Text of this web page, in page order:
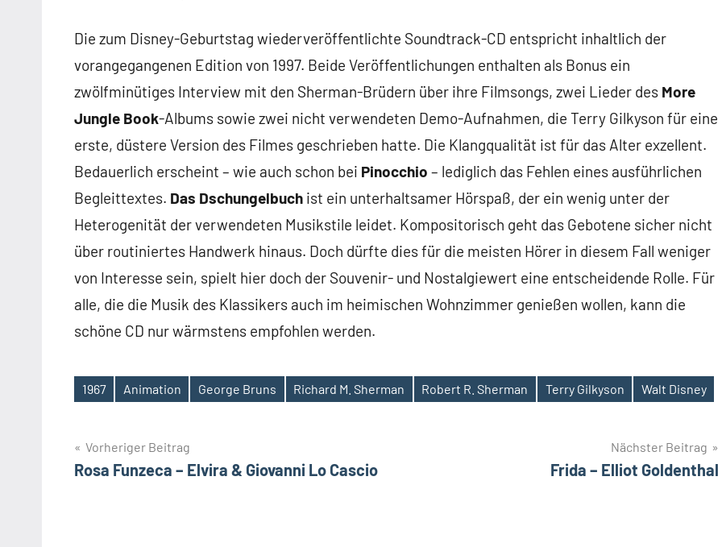
Die zum Disney-Geburtstag wiederveröffentlichte Soundtrack-CD entspricht inhaltlich der
vorangegangenen Edition von 1997. Beide Veröffentlichungen enthalten als Bonus ein
zwölfminütiges Interview mit den Sherman-Brüdern über ihre Filmsongs, zwei Lieder des More
Jungle Book-Albums sowie zwei nicht verwendeten Demo-Aufnahmen, die Terry Gilkyson für eine
erste, düstere Version des Filmes geschrieben hatte. Die Klangqualität ist für das Alter exzellent.
Bedauerlich erscheint – wie auch schon bei Pinocchio – lediglich das Fehlen eines ausführlichen
Begleittextes. Das Dschungelbuch ist ein unterhaltsamer Hörspaß, der ein wenig unter der
Heterogenität der verwendeten Musikstile leidet. Kompositorisch geht das Gebotene sicher nicht
über routiniertes Handwerk hinaus. Doch dürfte dies für die meisten Hörer in diesem Fall weniger
von Interesse sein, spielt hier doch der Souvenir- und Nostalgiewert eine entscheidende Rolle. Für
alle, die die Musik des Klassikers auch im heimischen Wohnzimmer genießen wollen, kann die
schöne CD nur wärmstens empfohlen werden.
Schlagwörter
1967 Animation George Bruns Richard M. Sherman Robert R. Sherman Terry Gilkyson Walt Disney
Beitragsnavigation
Vorheriger Beitrag
Rosa Funzeca – Elvira & Giovanni Lo Cascio
Nächster Beitrag
Frida – Elliot Goldenthal